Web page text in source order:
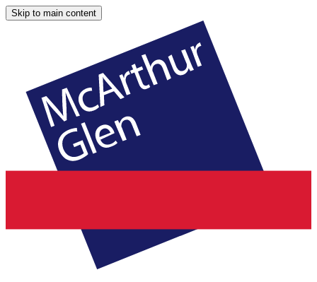
Skip to main content